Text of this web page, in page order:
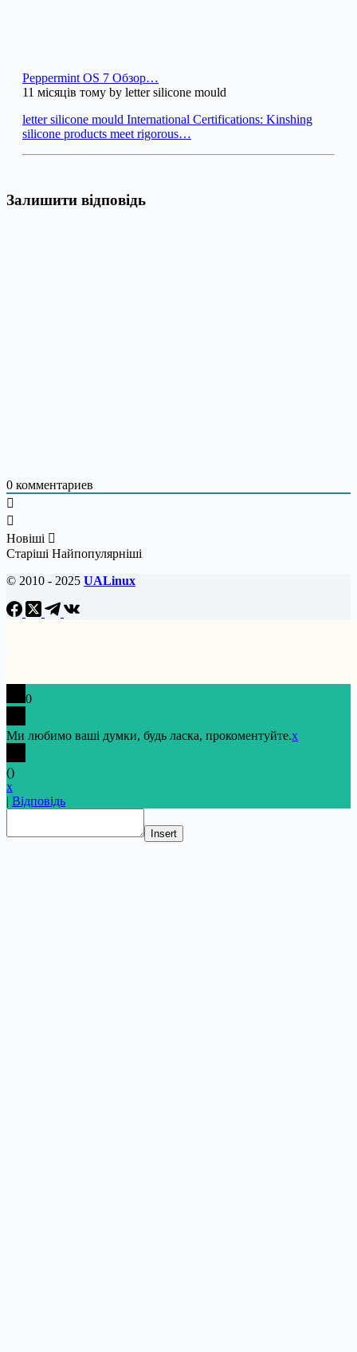
Peppermint OS 7 Обзор…
11 місяців тому by letter silicone mould
letter silicone mould International Certifications: Kinshing
silicone products meet rigorous…
Залишити відповідь
0 комментариев
Новіші
Старіші Найпопулярніші
© 2010 - 2025 UALinux
0
Ми любимо ваші думки, будь ласка, прокоментуйте.x
()
x
Відповідь
Insert